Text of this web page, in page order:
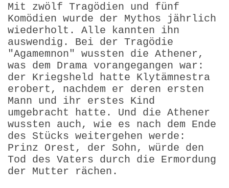
Mit zwölf Tragödien und fünf
Komödien wurde der Mythos jährlich
wiederholt. Alle kannten ihn
auswendig. Bei der Tragödie
"Agamemnon" wussten die Athener,
was dem Drama vorangegangen war:
der Kriegsheld hatte Klytämnestra
erobert, nachdem er deren ersten
Mann und ihr erstes Kind
umgebracht hatte. Und die Athener
wussten auch, wie es nach dem Ende
des Stücks weitergehen werde:
Prinz Orest, der Sohn, würde den
Tod des Vaters durch die Ermordung
der Mutter rächen.